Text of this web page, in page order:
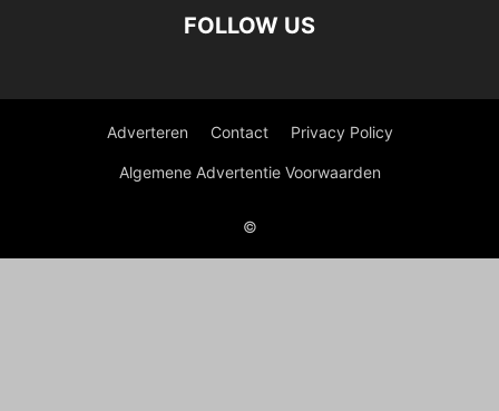
FOLLOW US
Adverteren Contact Privacy Policy
Algemene Advertentie Voorwaarden
©